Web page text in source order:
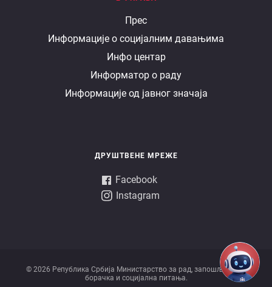
Прес
Информације о социјалним давањима
Инфо центар
Информатор о раду
Информације од јавног значаја
ДРУШТВЕНЕ МРЕЖЕ
Facebook
Instagram
© 2026 Републикa Србијa Министарство за рад, запошљавање,
борачка и социјална питања.